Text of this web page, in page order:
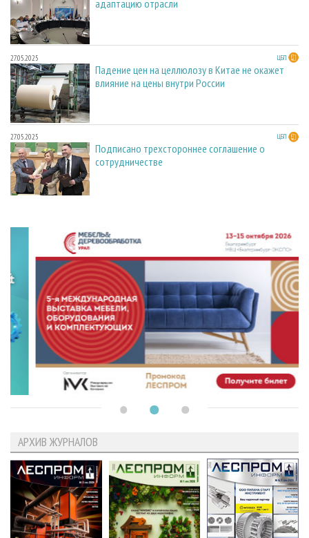
адаптацию отрасли
27.05.2025 ЦБП
Падение цен на целлюлозу в Китае не окажет
влияние на цены внутри России
27.05.2025 ЦБП
Подписано трехстороннее соглашение о
сотрудничестве
АРХИВ ЖУРНАЛОВ